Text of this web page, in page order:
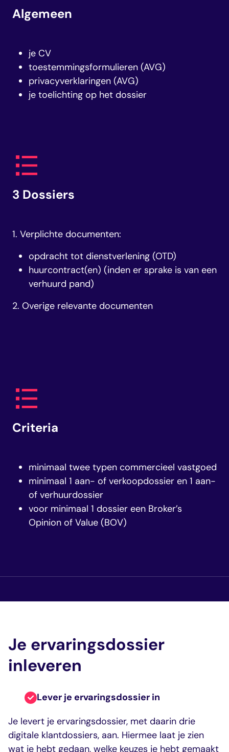
Algemeen
je CV
toestemmingsformulieren (AVG)
privacyverklaringen (AVG)
je toelichting op het dossier
3 Dossiers
1. Verplichte documenten:
opdracht tot dienstverlening (OTD)
huurcontract(en) (inden er sprake is van een
verhuurd pand)
2. Overige relevante documenten
Criteria
minimaal twee typen commercieel vastgoed
minimaal 1 aan- of verkoopdossier en 1 aan-
of verhuurdossier
voor minimaal 1 dossier een Broker’s
Opinion of Value (BOV)
Je ervaringsdossier
inleveren
Lever je ervaringsdossier in
Je levert je ervaringsdossier, met daarin drie
digitale klantdossiers, aan. Hiermee laat je zien
wat je hebt gedaan, welke keuzes je hebt gemaakt